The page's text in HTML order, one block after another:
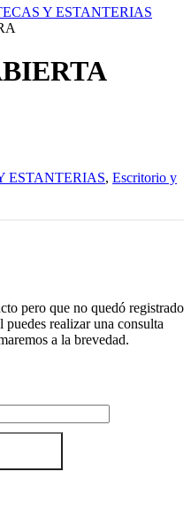
Y ESTANTERIAS
ESTANTERIAS, Escritorio y
pero que no quedó registrado
puedes realizar una consulta
a la brevedad.